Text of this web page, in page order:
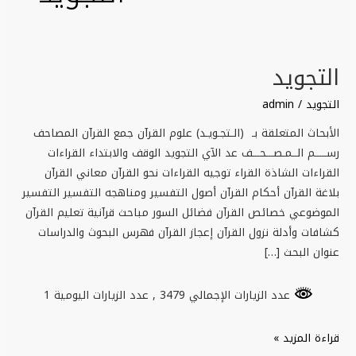
التجويد
التجويد /
admin
الأبحاث المتعلقة بـ (الـتجـويـد) علوم القرآن جمع القرآن المصاحف
رســـــم الــمـصـــحـــف عد الآي التجويد الوقف والابتداء القراءات
القراءات الشاذة القراء توجيه القراءات نحو القرآن معاني القرآن
بلاغة القرآن أحكام القرآن أصول التفسير ومناهجه التفسير التفسير
الموضوعي خصائص القرآن فضائل السور مباحث قرآنية تعليم القرآن
كشافات وأدلة نزول القرآن إعجاز القرآن فهرس البحوث والدراسات
عنوان البحث […]
عدد الزيارات الإجمالي 3479 , عدد الزيارات اليومية 1
التجويد
قراءة المزيد »